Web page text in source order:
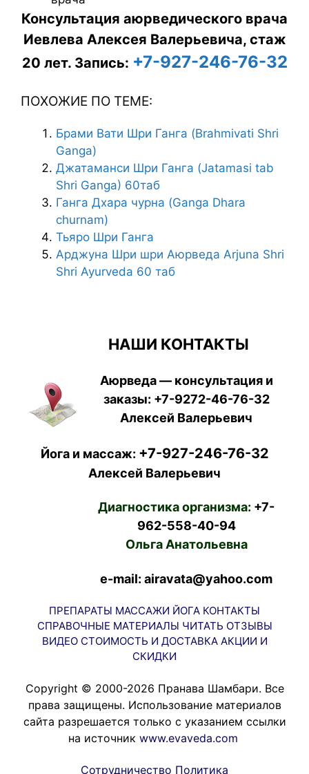
Консультация аюрведического врача
Иевлева Алексея Валерьевича, стаж
20 лет. Запись: +7-927-246-76-32
ПОХОЖИЕ ПО ТЕМЕ:
Брами Вати Шри Ганга (Brahmivati Shri
Ganga)
Джатаманси Шри Ганга (Jatamasi tab
Shri Ganga) 60таб
Ганга Дхара чурна (Ganga Dhara
churnam)
Тьяро Шри Ганга
Арджуна Шри шри Аюрведа Arjuna Shri
Shri Ayurveda 60 таб
НАШИ КОНТАКТЫ
Аюрведа — консультация и
заказы: +7-9272-46-76-32
Алексей Валерьевич
Йога и массаж: +7-927-246-76-32
Алексей Валерьевич
Диагностика организма: +7-
962-558-40-94
Ольга Анатольевна
e-mail: airavata@yahoo.com
ПРЕПАРАТЫ МАССАЖИ ЙОГА КОНТАКТЫ
СПРАВОЧНЫЕ МАТЕРИАЛЫ ЧИТАТЬ ОТЗЫВЫ
ВИДЕО СТОИМОСТЬ И ДОСТАВКА АКЦИИ И
СКИДКИ
Copyright © 2000-2026 Пранава Шамбари. Все
права защищены. Использование материалов
сайта разрешается только с указанием ссылки
на источник www.evaveda.com
Сотрудничество Политика